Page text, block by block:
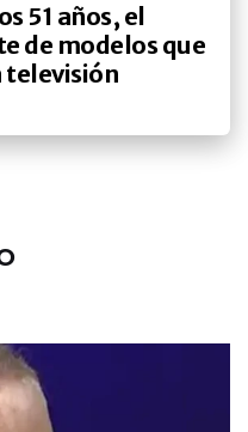
51 años, el
de modelos que
televisión